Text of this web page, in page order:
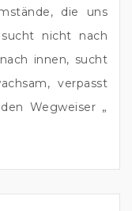
die uns
nicht nach
innen, sucht
verpasst
Wegweiser „